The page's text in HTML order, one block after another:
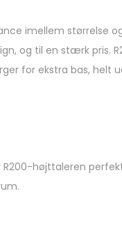
imellem
og til en stærk pris.
for ekstra bas, helt
højttaleren